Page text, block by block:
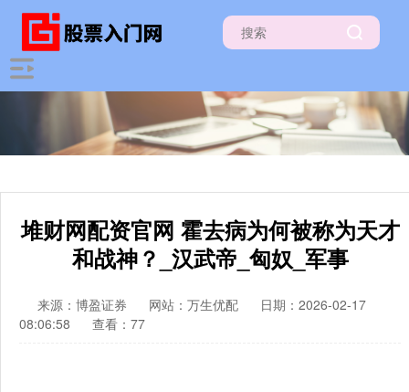
堆财网配资官网 霍去病为何被称为天才
和战神？_汉武帝_匈奴_军事
来源：博盈证券 网站：万生优配
日期：2026-02-17
08:06:58
查看：77